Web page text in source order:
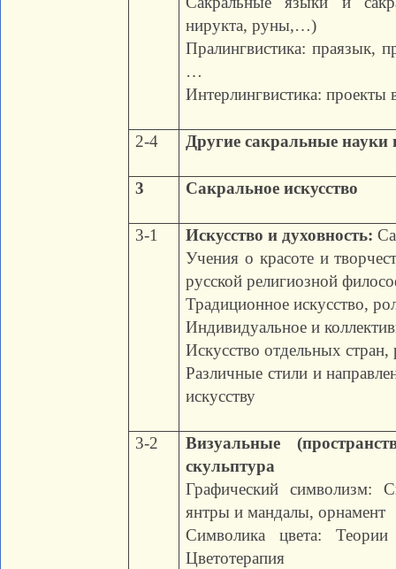
нирукта, руны,…)
Пралингвистика: праязык,
…
Интерлингвистика: проекты
2-4 Другие сакральные
3 Сакральное искусство
3-1 Искусство и духовность:
Учения о красоте и
русской религиозной
Традиционное искусство,
Индивидуальное и
Искусство отдельных
Различные стили и
искусству
3-2
Визуальные
скульптура
Графический символизм:
янтры и мандалы, орнамент
Символика цвета:
Цветотерапия